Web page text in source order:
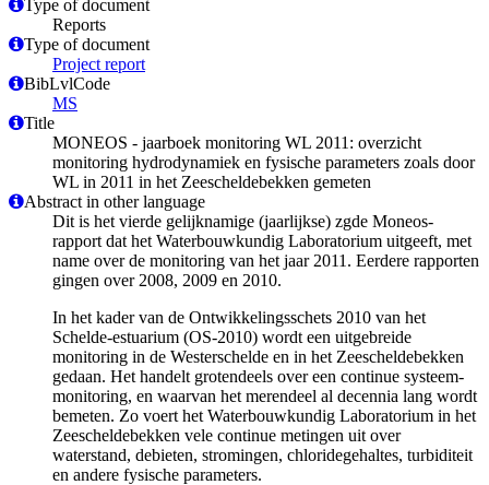
Type of document
Reports
Type of document
Project report
BibLvlCode
MS
Title
MONEOS - jaarboek monitoring WL 2011: overzicht
monitoring hydrodynamiek en fysische parameters zoals door
WL in 2011 in het Zeescheldebekken gemeten
Abstract in other language
Dit is het vierde gelijknamige (jaarlijkse) zgde Moneos-
rapport dat het Waterbouwkundig Laboratorium uitgeeft, met
name over de monitoring van het jaar 2011. Eerdere rapporten
gingen over 2008, 2009 en 2010.
In het kader van de Ontwikkelingsschets 2010 van het
Schelde-estuarium (OS-2010) wordt een uitgebreide
monitoring in de Westerschelde en in het Zeescheldebekken
gedaan. Het handelt grotendeels over een continue systeem-
monitoring, en waarvan het merendeel al decennia lang wordt
bemeten. Zo voert het Waterbouwkundig Laboratorium in het
Zeescheldebekken vele continue metingen uit over
waterstand, debieten, stromingen, chloridegehaltes, turbiditeit
en andere fysische parameters.